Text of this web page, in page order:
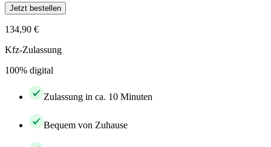
Jetzt bestellen
134,90 €
Kfz-Zulassung
100% digital
Zulassung in ca. 10 Minuten
Bequem von Zuhause